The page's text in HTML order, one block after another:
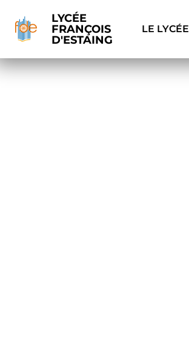
LYCÉE
FRANÇOIS
D'ESTAING
LE LYCÉE